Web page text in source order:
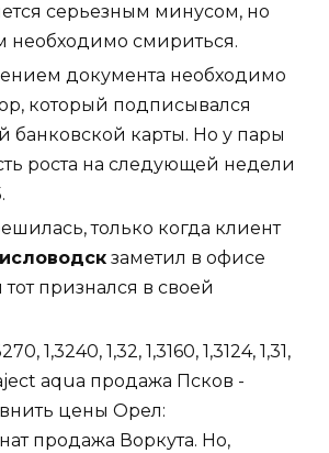
серьезным минусом, но
необходимо смириться.
документа необходимо
который подписывался
банковской карты. Но у пары
роста на следующей недели
только когда клиент
заметил в офисе
тот признался в своей
1,3240, 1,32, 1,3160, 1,3124, 1,31,
aqua продажа Псков -
цены Орел:
продажа Воркута. Но,